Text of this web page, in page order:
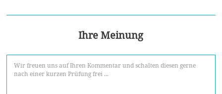
Ihre Meinung